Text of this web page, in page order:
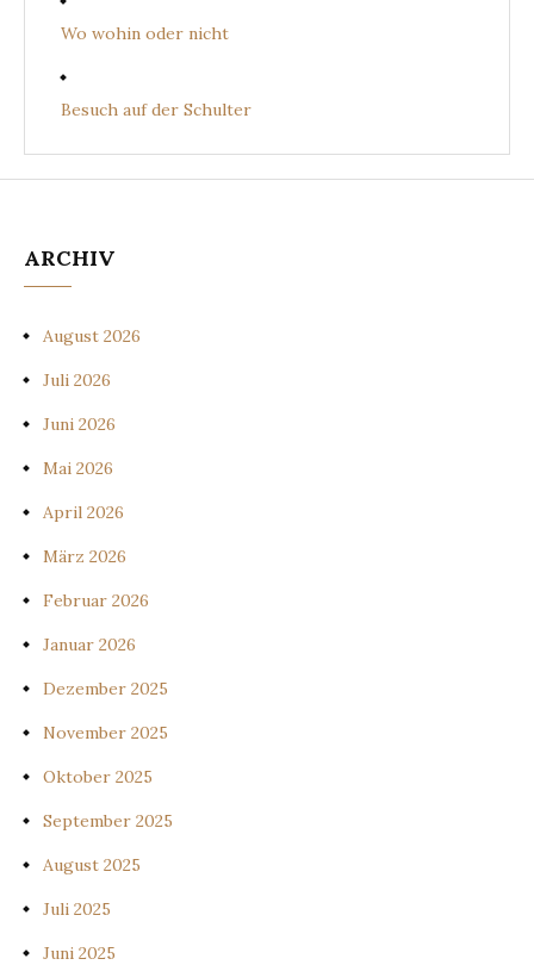
Wo wohin oder nicht
Besuch auf der Schulter
ARCHIV
August 2026
Juli 2026
Juni 2026
Mai 2026
April 2026
März 2026
Februar 2026
Januar 2026
Dezember 2025
November 2025
Oktober 2025
September 2025
August 2025
Juli 2025
Juni 2025